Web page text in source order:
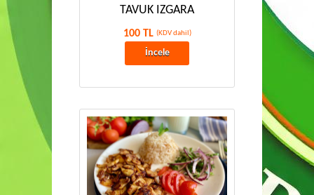
TAVUK IZGARA
100 TL (KDV dahil)
İncele